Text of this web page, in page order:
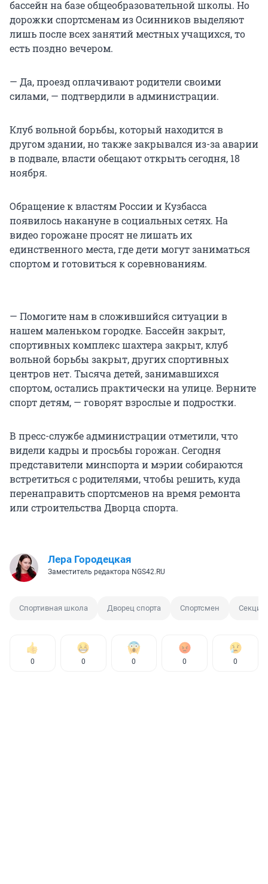
бассейн на базе общеобразовательной школы. Но
дорожки спортсменам из Осинников выделяют
лишь после всех занятий местных учащихся, то
есть поздно вечером.
— Да, проезд оплачивают родители своими
силами, — подтвердили в администрации.
Клуб вольной борьбы, который находится в
другом здании, но также закрывался из-за аварии
в подвале, власти обещают открыть сегодня, 18
ноября.
Обращение к властям России и Кузбасса
появилось накануне в социальных сетях. На
видео горожане просят не лишать их
единственного места, где дети могут заниматься
спортом и готовиться к соревнованиям.
— Помогите нам в сложившийся ситуации в
нашем маленьком городке. Бассейн закрыт,
спортивных комплекс шахтера закрыт, клуб
вольной борьбы закрыт, других спортивных
центров нет. Тысяча детей, занимавшихся
спортом, остались практически на улице. Верните
спорт детям, — говорят взрослые и подростки.
В пресс-службе администрации отметили, что
видели кадры и просьбы горожан. Сегодня
представители минспорта и мэрии собираются
встретиться с родителями, чтобы решить, куда
перенаправить спортсменов на время ремонта
или строительства Дворца спорта.
Лера Городецкая
Заместитель редактора NGS42.RU
Спортивная школа Дворец спорта Спортсмен Секция
0 0 0 0 0